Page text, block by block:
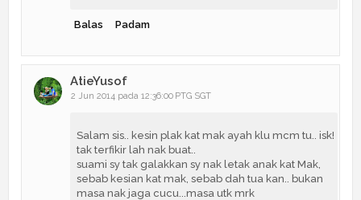
Balas Padam
AtieYusof
2 Jun 2014 pada 12:36:00 PTG SGT
Salam sis.. kesin plak kat mak ayah klu mcm tu.. isk!
tak terfikir lah nak buat..
suami sy tak galakkan sy nak letak anak kat Mak,
sebab kesian kat mak, sebab dah tua kan.. bukan
masa nak jaga cucu...masa utk mrk